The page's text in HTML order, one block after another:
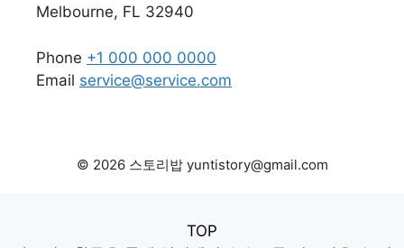
Melbourne, FL 32940
Phone +1 000 000 0000
Email service@service.com
© 2026 스토리밥 yuntistory@gmail.com
TOP